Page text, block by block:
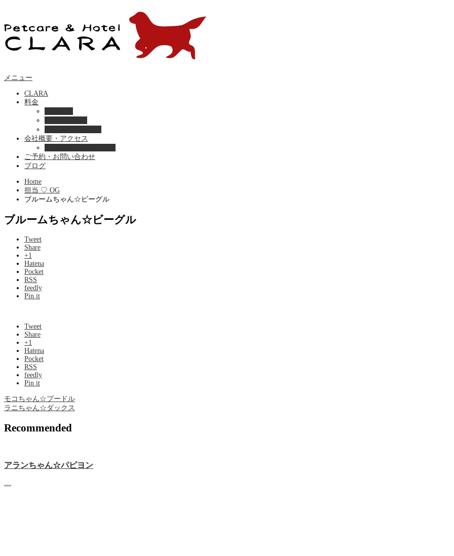
メニュー
CLARA
料金
会社概要・アクセス
ご予約・お問い合わせ
ブログ
Home
担当 ♡ OG
ブルームちゃん☆ビーグル
ブルームちゃん☆ビーグル
Tweet
Share
+1
Hatena
Pocket
RSS
feedly
Pin it
Tweet
Share
+1
Hatena
Pocket
RSS
feedly
Pin it
モコちゃん☆プードル
ラニちゃん☆ダックス
Recommended
アランちゃん☆パピヨン